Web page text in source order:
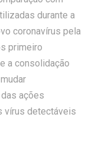
durante a
coronavírus pela
primeiro
a consolidação
ações
vírus detectáveis